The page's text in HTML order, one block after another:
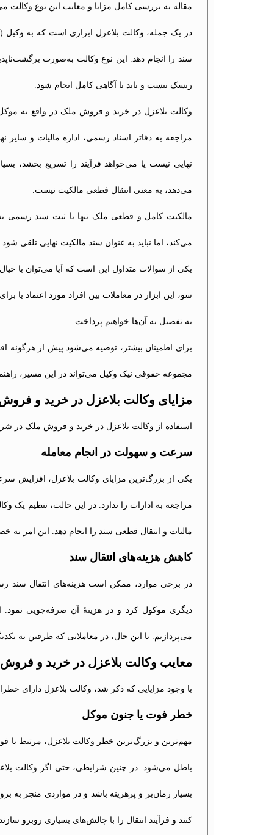
مقاله به بررسی کامل مزایا و معایب این نوع وکالت
در یک جمله، وکالت بلاعزل ابزاری است که به وکیل
سند را انجام دهد. این نوع وکالت به‌صورت
ریسک نیست و باید با آگاهی کامل انجام شود.
وکالت بلاعزل در خرید و فروش ملک در واقع به موکل
مراجعه به دفاتر اسناد رسمی، اداره مالیات و
نهایی نیست یا می‌خواهد فرآیند را تسریع بخشد،
می‌دهد، به معنی انتقال قطعی مالکیت نیست.
مالکیت کامل و قطعی ملک تنها با ثبت سند رسمی به
می‌کند، اما نباید به عنوان سند مالکیت نهایی تلقی شود.
یکی از سوالات متداول این است که آیا می‌توان با
سو، این ابزار در معاملات بین افراد مورد اعتماد
به تفصیل به آن‌ها خواهیم پرداخت.
برای اطمینان بیشتر، توصیه می‌شود پیش از هرگونه
مجموعه حقوقی نیک وکیل می‌تواند در این مسیر،
مزایای وکالت بلاعزل در خرید و
استفاده از وکالت بلاعزل در خرید و فروش ملک در
سرعت و سهولت در انجام معامله
یکی از بزرگ‌ترین مزایای وکالت بلاعزل، افزایش
مراجعه به ادارات را ندارد. در این حالت، تنظیم یک
مالیات و انتقال قطعی سند را انجام دهد. این امر
کاهش هزینه‌های انتقال سند
در برخی موارد، ممکن است هزینه‌های انتقال سند
دیگری موکول کرد و در هزینهٔ آن صرفه‌جویی نمود.
می‌پردازیم. با این حال، در معاملاتی که طرفین به
معایب وکالت بلاعزل در خرید و
با وجود مزایایی که ذکر شد، وکالت بلاعزل دارای
خطر فوت یا جنون موکل
مهم‌ترین و بزرگ‌ترین خطر وکالت بلاعزل، مرتبط
باطل می‌شود. در چنین شرایطی، حتی اگر وکالت
بسیار زمان‌بر و پرهزینه باشد و در مواردی منجر به
کنند و فرآیند انتقال را با چالش‌های بسیاری روبرو